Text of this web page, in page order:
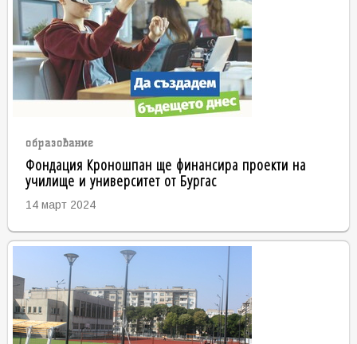
образование
Фондация Кроношпан ще финансира проекти на
училище и университет от Бургас
14 март 2024